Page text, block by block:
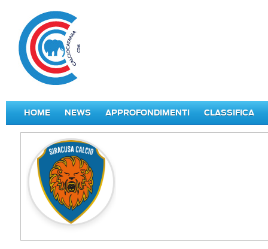
HOME NEWS APPROFONDIMENTI CLASSIFICA